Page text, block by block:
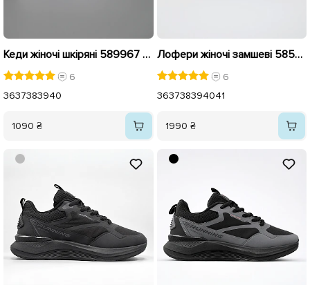
Кеди жіночі шкіряні 589967 Білі
6
3637383940
1090 ₴
Лофери жіночі замшеві 585379 Чорні
6
363738394041
1990 ₴